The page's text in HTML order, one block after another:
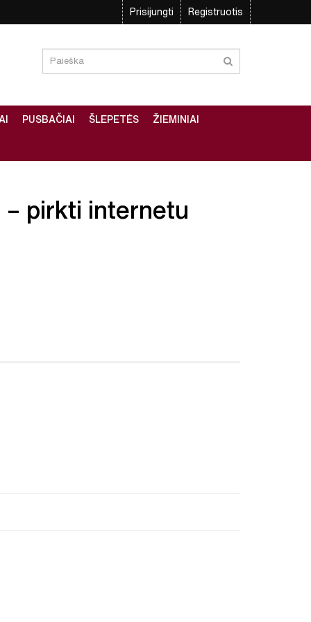
Prisijungti Registruotis
PUSBAČIAI ŠLEPETĖS ŽIEMINIAI
– pirkti internetu